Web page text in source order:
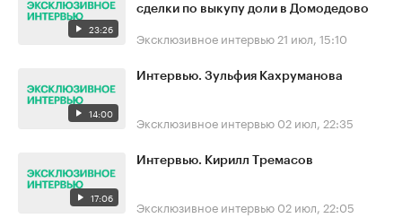
23:26
сделки по выкупу доли в Домодедово
Эксклюзивное интервью 21 июл, 15:10
14:00
Интервью. Зульфия Кахруманова
Эксклюзивное интервью 02 июл, 22:35
17:06
Интервью. Кирилл Тремасов
Эксклюзивное интервью 02 июл, 22:05